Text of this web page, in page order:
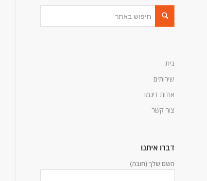
בית
שירותים
אודות דינמו
צור קשר
דברו איתנו
השם שלך (חובה)